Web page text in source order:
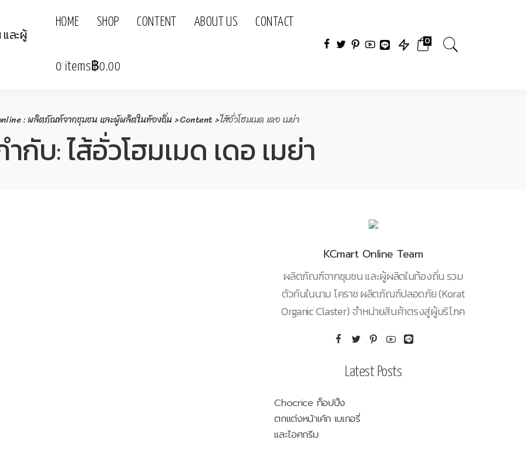
HOME SHOP CONTENT ABOUT US CONTACT
0 items฿0.00
0
: ผลิตภัณฑ์จากชุมชน และผู้ผลิตในท้องถิ่น>Content>ไส้อั่วโฮมเมด เดอ เมย่า
ำกับ:ไส้อั่วโฮมเมด เดอ เมย่า
KCmart Online Team
ผลิตภัณฑ์จากชุมชน และผู้ผลิตในท้องถิ่น รวม
ตัวกันในนาม โคราช ผลิตภัณฑ์ปลอดภัย (Korat
Organic Claster) จำหน่ายสินค้าตรงสู่ผู้บริโภค
Latest Posts
Chocrice ท็อปปิ้ง
ตกแต่งหน้าเค้ก เบเกอรี่
และไอศกรีม